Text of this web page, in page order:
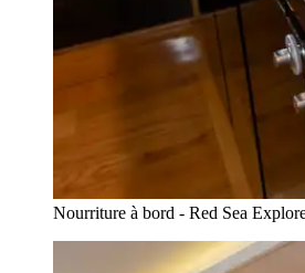
Nourriture à bord - Red Sea